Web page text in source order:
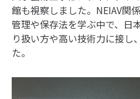
館も視察しました。NEIAV関
管理や保存法を学ぶ中で、日
り扱い方や高い技術力に接し
た。